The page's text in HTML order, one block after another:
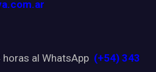
al WhatsApp (+54) 343